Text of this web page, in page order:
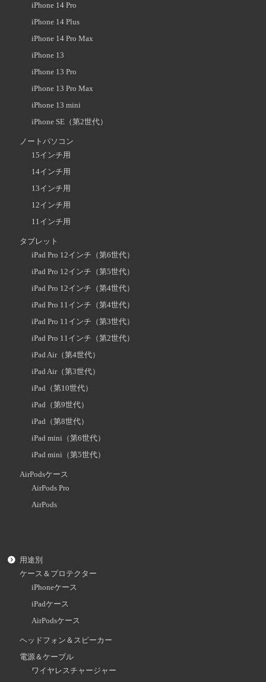
iPhone 14 Pro
iPhone 14 Plus
iPhone 14 Pro Max
iPhone 13
iPhone 13 Pro
iPhone 13 Pro Max
iPhone 13 mini
iPhone SE（第2世代）
ノートパソコン
15インチ用
14インチ用
13インチ用
12インチ用
11インチ用
タブレット
iPad Pro 12インチ（第6世代）
iPad Pro 12インチ（第5世代）
iPad Pro 12インチ（第4世代）
iPad Pro 11インチ（第4世代）
iPad Pro 11インチ（第3世代）
iPad Pro 11インチ（第2世代）
iPad Air（第4世代）
iPad Air（第3世代）
iPad（第10世代）
iPad（第9世代）
iPad（第8世代）
iPad mini（第6世代）
iPad mini（第5世代）
AirPodsケース
AirPods Pro
AirPods
用途別
ケース＆プロテクター
iPhoneケース
iPadケース
AirPodsケース
ヘッドフォン＆スピーカー
電源＆ケーブル
ワイヤレスチャージャー